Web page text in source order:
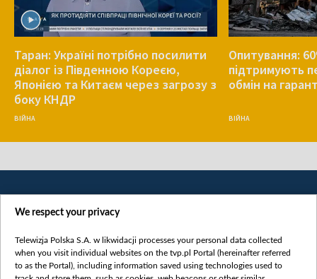
Таран: Україні потрібно посилити
діалог із Південною Кореєю,
Японією та Китаєм через загрозу з
боку КНДР
ВІЙНА
Опитування:
підтримують
обмін на
ВІЙНА
We respect your privacy
Telewizja Polska S.A. w likwidacji processes your personal data collected
when you visit individual websites on the tvp.pl Portal (hereinafter referred
to as the Portal), including information saved using technologies used to